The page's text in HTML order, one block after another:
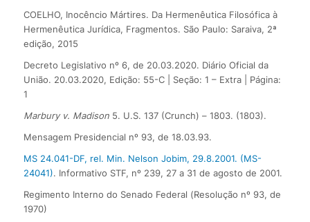
COELHO, Inocêncio Mártires. Da Hermenêutica Filosófica à
Hermenêutica Jurídica, Fragmentos. São Paulo: Saraiva, 2ª
edição, 2015
Decreto Legislativo nº 6, de 20.03.2020. Diário Oficial da
União. 20.03.2020, Edição: 55-C | Seção: 1 – Extra | Página:
1
Marbury v. Madison5. U.S. 137 (Crunch) – 1803. (1803).
Mensagem Presidencial nº 93, de 18.03.93.
MS 24.041-DF, rel. Min. Nelson Jobim, 29.8.2001. (MS-
24041). Informativo STF, nº 239, 27 a 31 de agosto de 2001.
Regimento Interno do Senado Federal (Resolução nº 93, de
1970)